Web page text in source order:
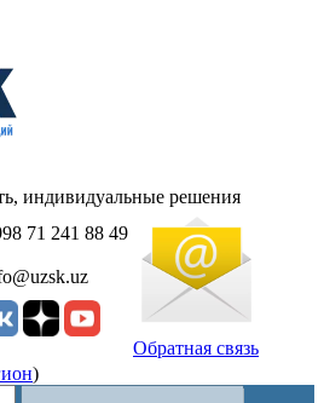
индивидуальные решения
71 241 88 49
Обратная связь
)